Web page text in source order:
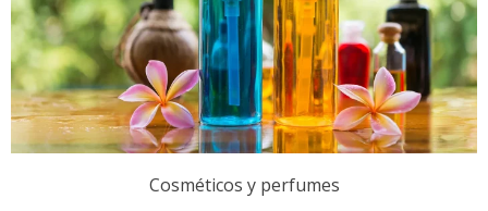
Cosméticos y perfumes